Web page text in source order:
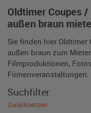
Oldtimer Coupes
außen braun
Sie finden hier
außen braun zum
Filmproduktionen,
Firmenveranstaltungen.
Suchfilter
Zurücksetzen